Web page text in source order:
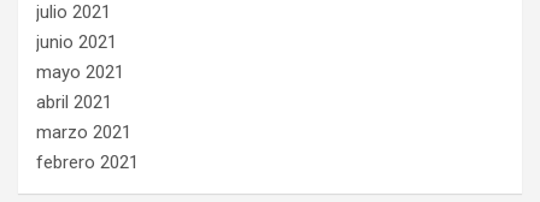
julio 2021
junio 2021
mayo 2021
abril 2021
marzo 2021
febrero 2021